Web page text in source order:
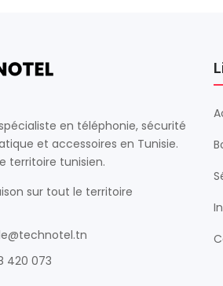
en téléphonie, sécurité
et accessoires en Tunisie.
territoire tunisien.
sur tout le territoire
420 073